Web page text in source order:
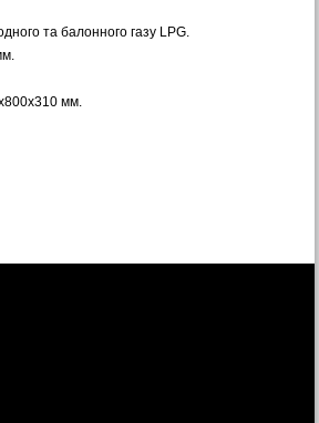
та балонного газу LPG.
мм.